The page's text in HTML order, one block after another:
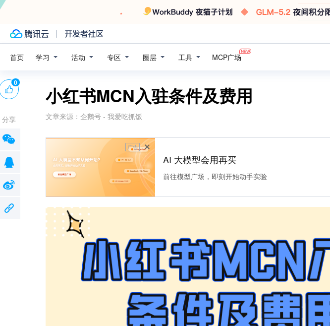
首页 学习 活动 专区 圈层 工具 MCP广场
小红书MCN入驻条件及费用
文章来源： 企鹅号 - 我爱吃抓饭
广告
AI 大模型会用再买
前往模型广场，即刻开始动手实验
0
分享